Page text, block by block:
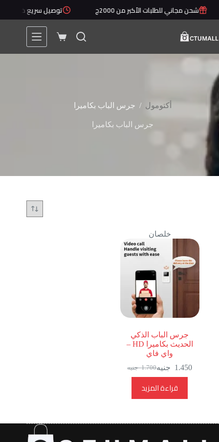
التجاوزشحن مجاني للطلبات الأكبر من 2000ج توصيل سريع خلال 1 - 5 أيام
عربة
أكتومول / جرس الباب بكاميرا
جرس الباب بكاميرا
خلصان
جرس الباب الذكي
الحديث بكاميرا HD –
واي فاي
1.700 جنيه السعر
هو:
1.700
1.450 جنيهالسعر
هو:
1.450
قراءة المزيد